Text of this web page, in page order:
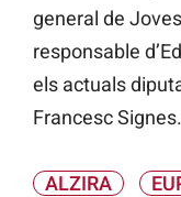
general de
responsable
els actuals
Francesc Signes.
ALZIRA